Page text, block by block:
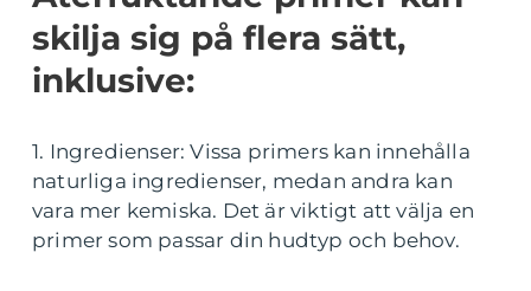
skilja sig på flera sätt,
inklusive:
1. Ingredienser: Vissa primers kan innehålla
naturliga ingredienser, medan andra kan
vara mer kemiska. Det är viktigt att välja en
primer som passar din hudtyp och behov.